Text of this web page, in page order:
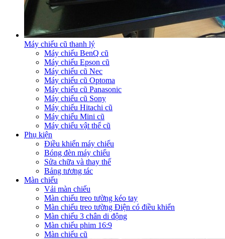
Máy chiếu cũ thanh lý
Máy chiếu BenQ cũ
Máy chiếu Epson cũ
Máy chiếu cũ Nec
Máy chiếu cũ Optoma
Máy chiếu cũ Panasonic
Máy chiếu cũ Sony
Máy chiếu Hitachi cũ
Máy chiếu Mini cũ
Máy chiếu vật thể cũ
Phụ kiện
Điều khiển máy chiếu
Bóng đèn máy chiếu
Sửa chữa và thay thế
Bảng tương tác
Màn chiếu
Vải màn chiếu
Màn chiếu treo tường kéo tay
Màn chiếu treo tường Điện có điều khiển
Màn chiếu 3 chân di động
Màn chiếu phim 16:9
Màn chiếu cũ